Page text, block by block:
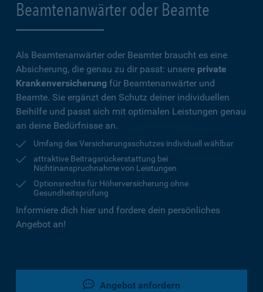
Beamtenanwärter oder Beamte
Als Beamtenanwärter oder Beamter braucht es eine
Absicherung, die genau zu dir passt: unsere private
Krankenversicherung für Beamtenanwärter und
Beamte. Sie ergänzt den Schutz deiner individuellen
Beihilfe und passt sich mit optimalen Leistungen genau
an deine Bedürfnisse an.
Umfang des Versicherungsschutzes individuell wählbar
attraktive Beitragsrückerstattung bei
Nichtinanspruchnahme von Leistungen
Optionsrechte für Höherversicherung ohne
Gesundheitsprüfung
Informiere dich hier und fordere dein persönliches
Angebot an!
Angebot anfordern